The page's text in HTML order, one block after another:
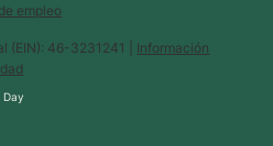
empleo
(EIN): 46-3231241 | Información
Day